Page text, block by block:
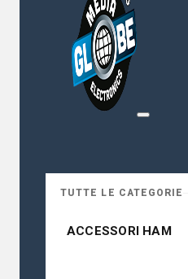
TUTTE LE CATEGORIE
ACCESSORI HAM